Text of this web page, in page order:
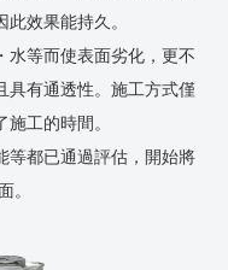
效果能持久。
水等而使表面劣化，更不
具有通透性。施工方式僅
工的時間。
等都已通過評估，開始將
。